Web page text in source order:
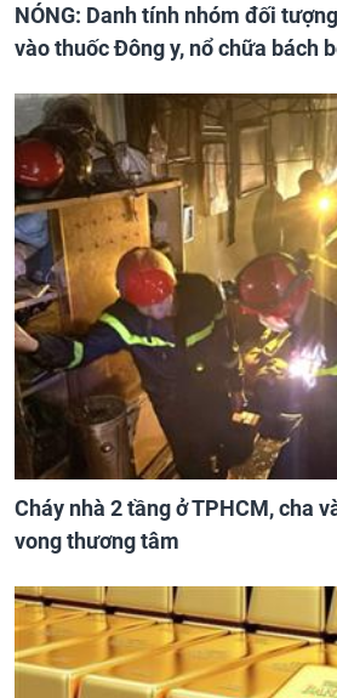
NÓNG: Danh tính nhóm đối
vào thuốc Đông y, nổ chữa bách
Cháy nhà 2 tầng ở TPHCM, cha
vong thương tâm